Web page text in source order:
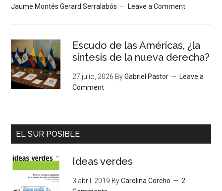
Jaume Montés Gerard Serralabós
Leave a Comment
Escudo de las Américas, ¿la
síntesis de la nueva derecha?
27 julio, 2026 ByGabriel Pastor
Leave a
Comment
EL SUR POSIBLE
Ideas verdes
3 abril, 2019 ByCarolina Corcho
2